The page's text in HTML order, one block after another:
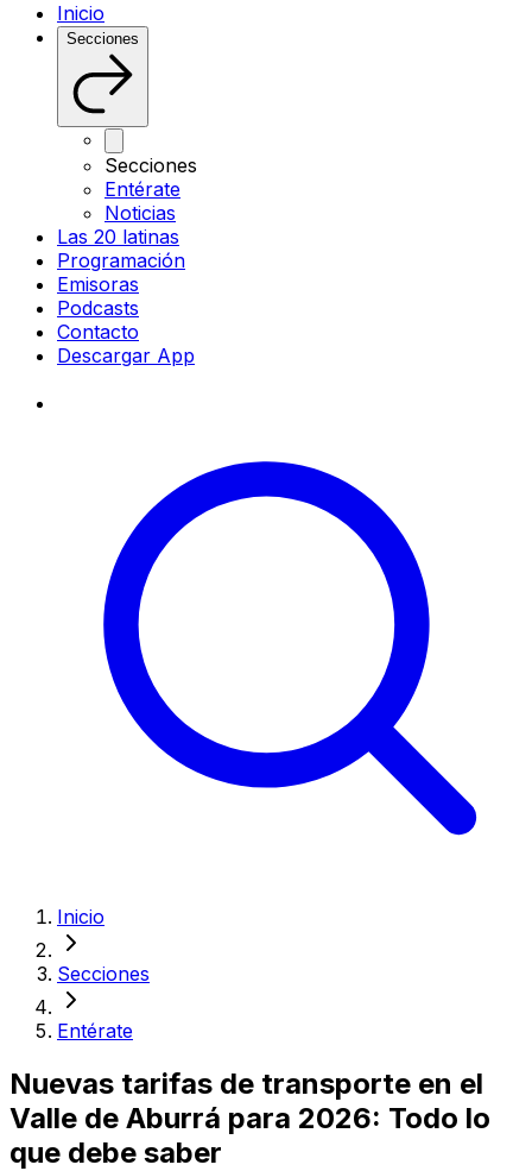
Inicio
Secciones
Secciones
Entérate
Noticias
Las 20 latinas
Programación
Emisoras
Podcasts
Contacto
Descargar App
Inicio
Secciones
Entérate
Nuevas tarifas de transporte en el
Valle de Aburrá para 2026: Todo lo
que debe saber